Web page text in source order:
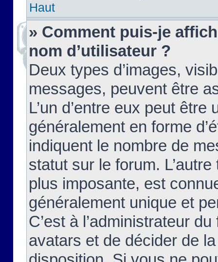
Haut
» Comment puis-je
nom d’utilisateur ?
Deux types d’images,
messages, peuvent être
L’un d’entre eux peut
généralement en forme
indiquent le nombre de
statut sur le forum.
plus imposante, est
généralement unique et
C’est à l’administrateur
avatars et de décider de